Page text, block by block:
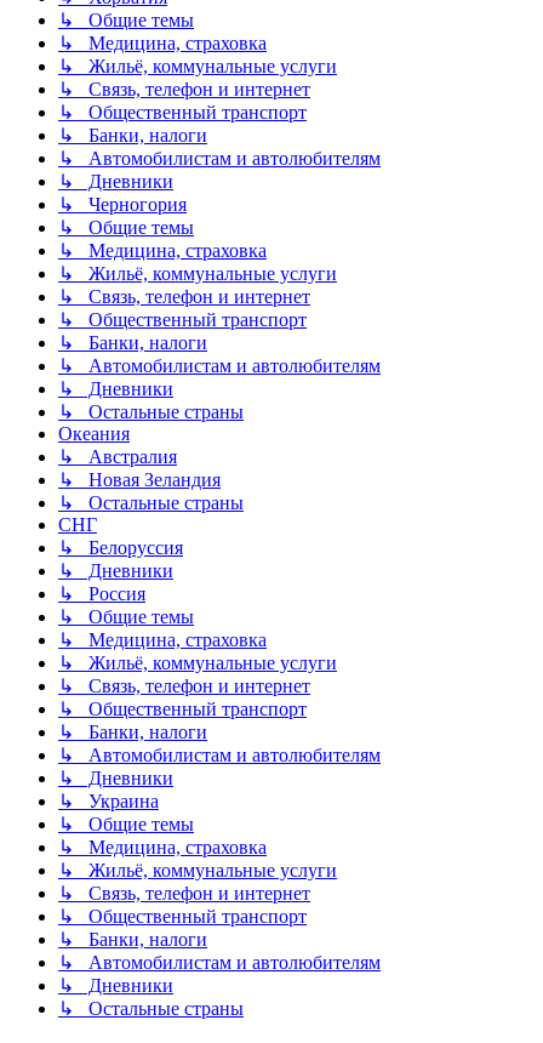
↳ Общие темы
↳ Медицина, страховка
↳ Жильё, коммунальные услуги
↳ Связь, телефон и интернет
↳ Общественный транспорт
↳ Банки, налоги
↳ Автомобилистам и автолюбителям
↳ Дневники
↳ Черногория
↳ Общие темы
↳ Медицина, страховка
↳ Жильё, коммунальные услуги
↳ Связь, телефон и интернет
↳ Общественный транспорт
↳ Банки, налоги
↳ Автомобилистам и автолюбителям
↳ Дневники
↳ Остальные страны
Океания
↳ Австралия
↳ Новая Зеландия
↳ Остальные страны
СНГ
↳ Белоруссия
↳ Дневники
↳ Россия
↳ Общие темы
↳ Медицина, страховка
↳ Жильё, коммунальные услуги
↳ Связь, телефон и интернет
↳ Общественный транспорт
↳ Банки, налоги
↳ Автомобилистам и автолюбителям
↳ Дневники
↳ Украина
↳ Общие темы
↳ Медицина, страховка
↳ Жильё, коммунальные услуги
↳ Связь, телефон и интернет
↳ Общественный транспорт
↳ Банки, налоги
↳ Автомобилистам и автолюбителям
↳ Дневники
↳ Остальные страны